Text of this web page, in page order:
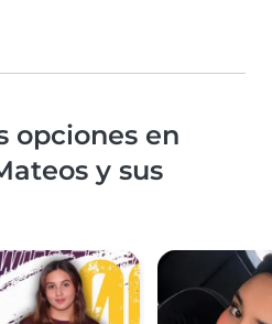
opciones en
y sus